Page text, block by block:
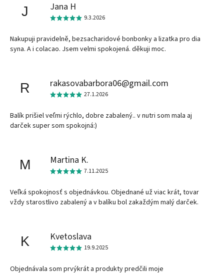
J Jana H
9.3.2026
Nakupuji pravidelně, bezsacharidové bonbonky a lizatka pro dia
syna. A i colacao. Jsem velmi spokojená. děkuji moc.
R rakasovabarbora06@gmail.com
27.1.2026
Balík prišiel veľmi rýchlo, dobre zabalený.. v nutri som mala aj
darček super som spokojná:)
M Martina K.
7.11.2025
Veľká spokojnosť s objednávkou. Objednané už viac krát, tovar
vždy starostlivo zabalený a v balíku bol zakaždým malý darček.
K Kvetoslava
19.9.2025
Objednávala som prvýkrát a produkty predčili moje